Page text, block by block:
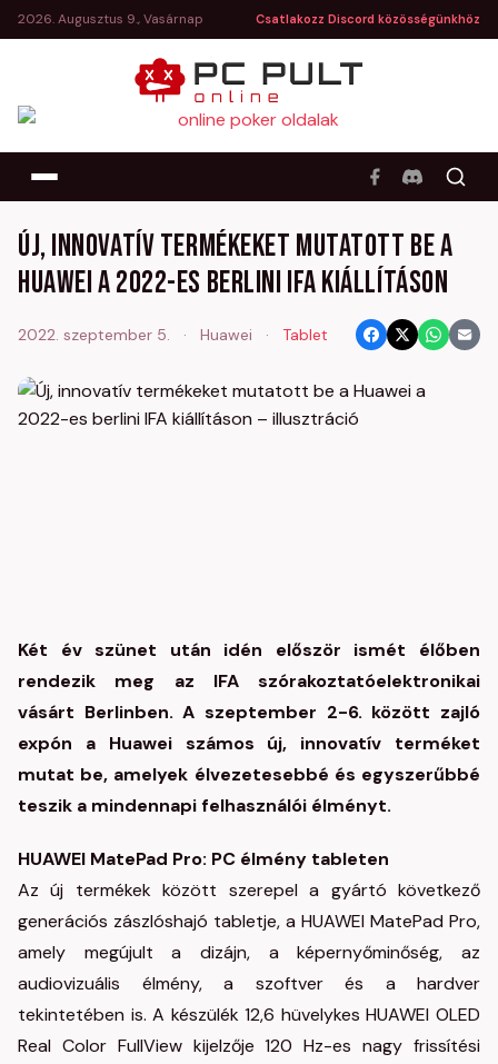
2026. Augusztus 9., Vasárnap Csatlakozz Discord közösségünkhöz
Új, innovatív termékeket mutatott be a
Huawei a 2022-es berlini IFA kiállításon
2022. szeptember 5. · Huawei · Tablet
Két év szünet után idén először ismét élőben
rendezik meg az IFA szórakoztatóelektronikai
vásárt Berlinben. A szeptember 2-6. között zajló
expón a Huawei számos új, innovatív terméket
mutat be, amelyek élvezetesebbé és egyszerűbbé
teszik a mindennapi felhasználói élményt.
HUAWEI MatePad Pro: PC élmény tableten
Az új termékek között szerepel a gyártó következő
generációs zászlóshajó tabletje, a HUAWEI MatePad Pro,
amely megújult a dizájn, a képernyőminőség, az
audiovizuális élmény, a szoftver és a hardver
tekintetében is. A készülék 12,6 hüvelykes HUAWEI OLED
Real Color FullView kijelzője 120 Hz-es nagy frissítési